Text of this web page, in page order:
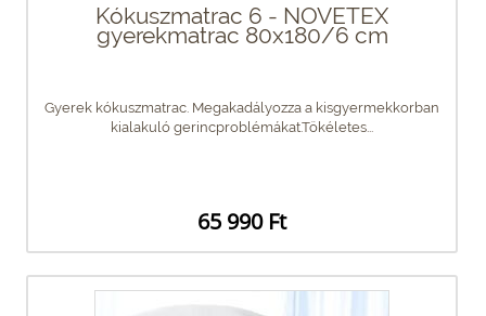
Kókuszmatrac 6 - NOVETEX
gyerekmatrac 80x180/6 cm
Gyerek kókuszmatrac. Megakadályozza a kisgyermekkorban
kialakuló gerincproblémákat.Tökéletes...
65 990 Ft